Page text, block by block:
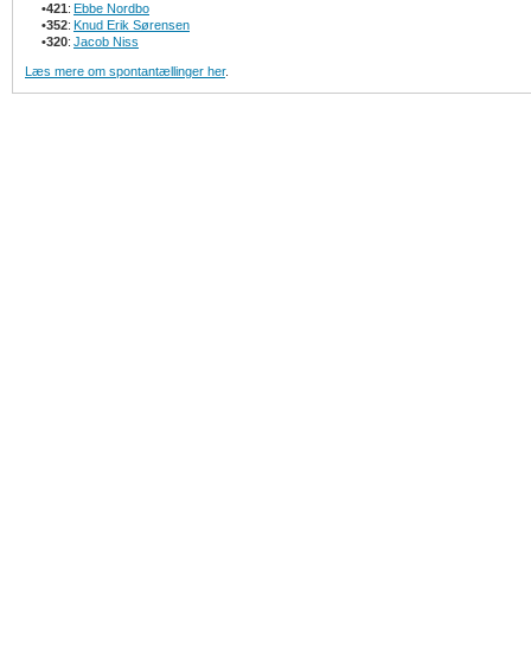
•421: Ebbe Nordbo
•352: Knud Erik Sørensen
•320: Jacob Niss
Læs mere om spontantællinger her.